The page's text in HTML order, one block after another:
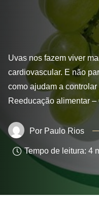
Uvas nos fazem viver
cardiovascular. E não
como ajudam a
Reeducação alimentar
Paulo Rios
Tempo de leitura: 4